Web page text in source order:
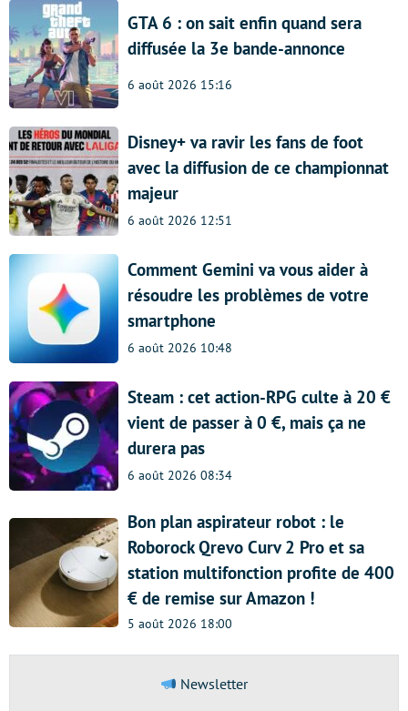
GTA 6 : on sait enfin quand sera
diffusée la 3e bande-annonce
6 août 2026 15:16
Disney+ va ravir les fans de foot
avec la diffusion de ce championnat
majeur
6 août 2026 12:51
Comment Gemini va vous aider à
résoudre les problèmes de votre
smartphone
6 août 2026 10:48
Steam : cet action-RPG culte à 20 €
vient de passer à 0 €, mais ça ne
durera pas
6 août 2026 08:34
Bon plan aspirateur robot : le
Roborock Qrevo Curv 2 Pro et sa
station multifonction profite de 400
€ de remise sur Amazon !
5 août 2026 18:00
Newsletter